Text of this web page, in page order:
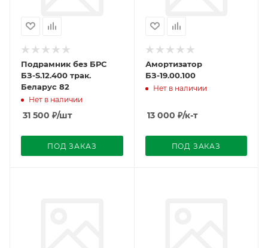
Подрамник без БРС
БЗ-S.12.400 трак.
Беларус 82
Нет в наличии
31 500 ₽/шт
ПОД ЗАКАЗ
Амортизатор
БЗ-19.00.100
Нет в наличии
13 000 ₽/к-т
ПОД ЗАКАЗ